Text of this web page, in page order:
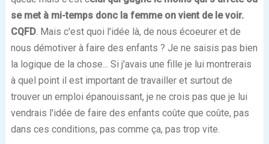
se met à mi-temps donc la femme on vient de le voir.
CQFD. Mais c'est quoi l'idée là, de nous écoeurer et de
nous démotiver à faire des enfants ? Je ne saisis pas bien
la logique de la chose... Si j'avais une fille je lui montrerais
à quel point il est important de travailler et surtout de
trouver un emploi épanouissant, je ne crois pas que je lui
vendrais l'idée de faire des enfants coûte que coûte, pas
dans ces conditions, pas comme ça, pas trop vite.